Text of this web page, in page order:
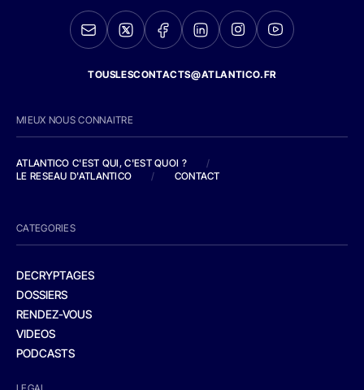
TOUSLESCONTACTS@ATLANTICO.FR
MIEUX NOUS CONNAITRE
ATLANTICO C'EST QUI, C'EST QUOI ?
/
LE RESEAU D'ATLANTICO
/ CONTACT
CATEGORIES
DECRYPTAGES
DOSSIERS
RENDEZ-VOUS
VIDEOS
PODCASTS